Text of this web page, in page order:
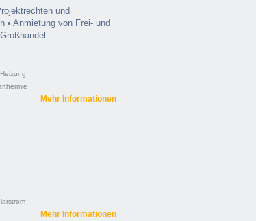
und
• Anmietung von Frei- und
Heizung
Mehr Informationen
Mehr Informationen